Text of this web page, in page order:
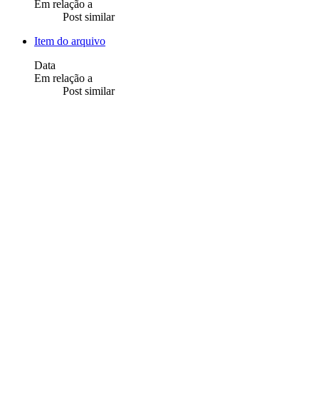
Em relação a
Post similar
Item do arquivo
Data
Em relação a
Post similar